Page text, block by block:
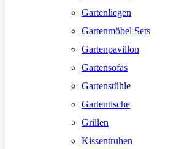
Gartenliegen
Gartenmöbel Sets
Gartenpavillon
Gartensofas
Gartenstühle
Gartentische
Grillen
Kissentruhen